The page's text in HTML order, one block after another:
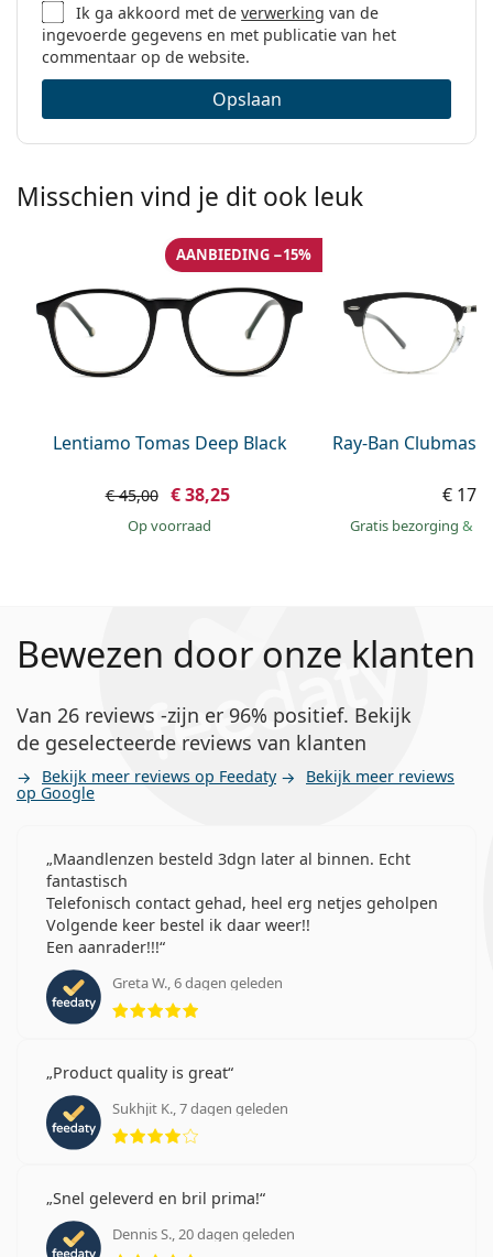
Ik ga akkoord met deverwerking van de
ingevoerde gegevens en met publicatie van het
commentaar op de website.
Opslaan
Misschien vind je dit ook leuk
Lentiamo Tomas Deep Black
AANBIEDING −15%
€ 45,00 € 38,25
op voorraad
Ray-Ban
€
Gratis bezorging &
Bewezen door onze klanten
Van 26 reviews -zijn er 96% positief. Bekijk
de geselecteerde reviews van klanten
Bekijk meer reviews op Feedaty Bekijk meer reviews
op Google
Maandlenzen besteld 3dgn later al binnen. Echt
fantastisch
Telefonisch contact gehad, heel erg netjes geholpen
Volgende keer bestel ik daar weer!!
Een aanrader!!!
Greta W., 6 dagen geleden
Beoordeling 5 van 5
Product quality is great
Sukhjit K., 7 dagen geleden
Beoordeling 4 van 5
Snel geleverd en bril prima!
Dennis S., 20 dagen geleden
Beoordeling 5 van 5